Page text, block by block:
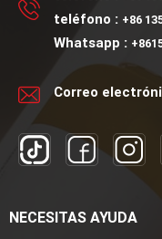
plástico.
teléfono : +86
Whatsapp :
Correo
NECESITAS AYUDA